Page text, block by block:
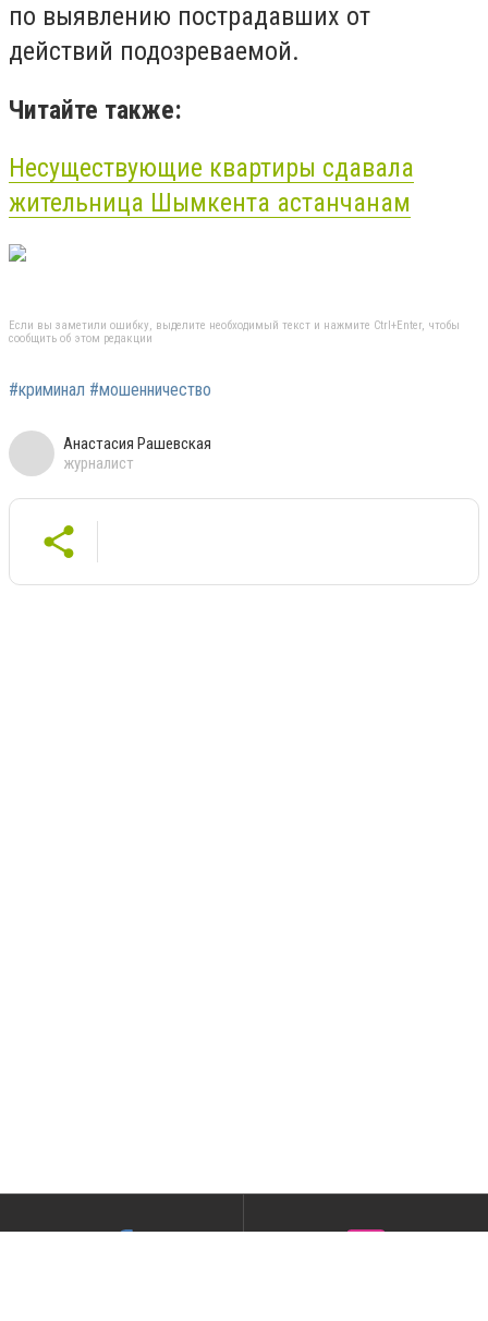
по выявлению пострадавших от
действий подозреваемой.
Читайте также:
Несуществующие квартиры сдавала
жительница Шымкента астанчанам
Если вы заметили ошибку, выделите необходимый текст и нажмите Ctrl+Enter, чтобы
сообщить об этом редакции
#криминал #мошенничество
Анастасия Рашевская
журналист